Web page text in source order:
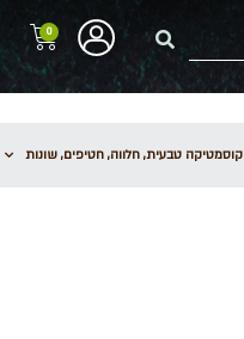
0
קוסמטיקה טבעית, חלווה, חטיפים, שונות